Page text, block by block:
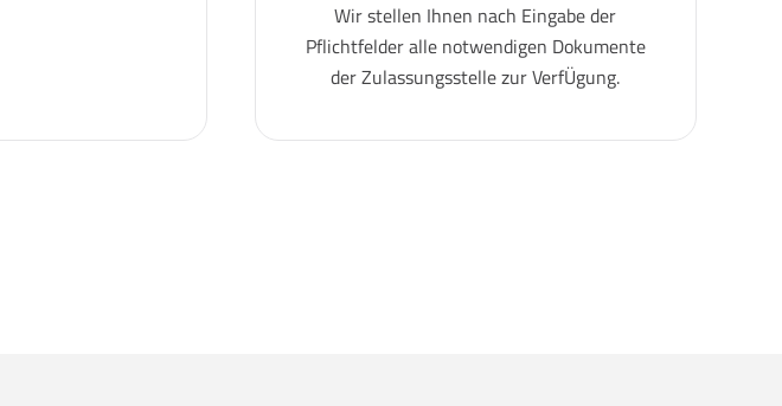
Wir stellen Ihnen nach Eingabe der
Pflichtfelder alle notwendigen Dokumente
der Zulassungsstelle zur VerfÜgung.